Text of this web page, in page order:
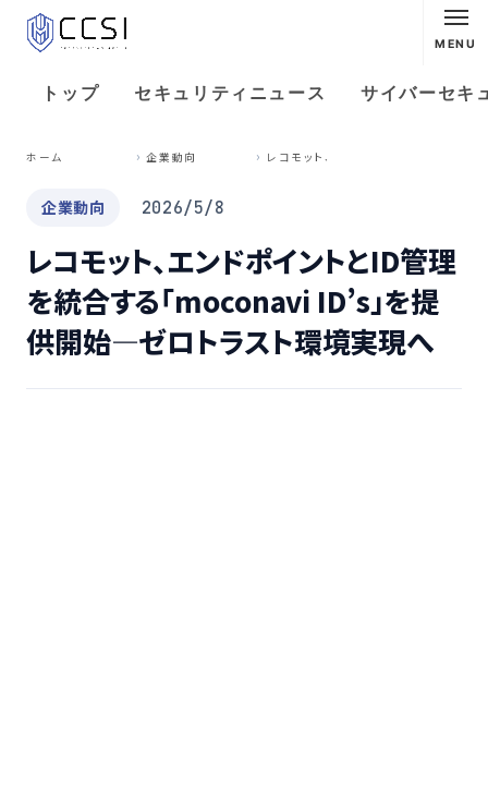
MENU
トップ セキュリティニュース サイバーセキ
ホーム 企業動向
企業動向 2026/5/8
レコモット、エンドポイントとID管理
を統合する「moconavi ID’s」を提
供開始—ゼロトラスト環境実現へ